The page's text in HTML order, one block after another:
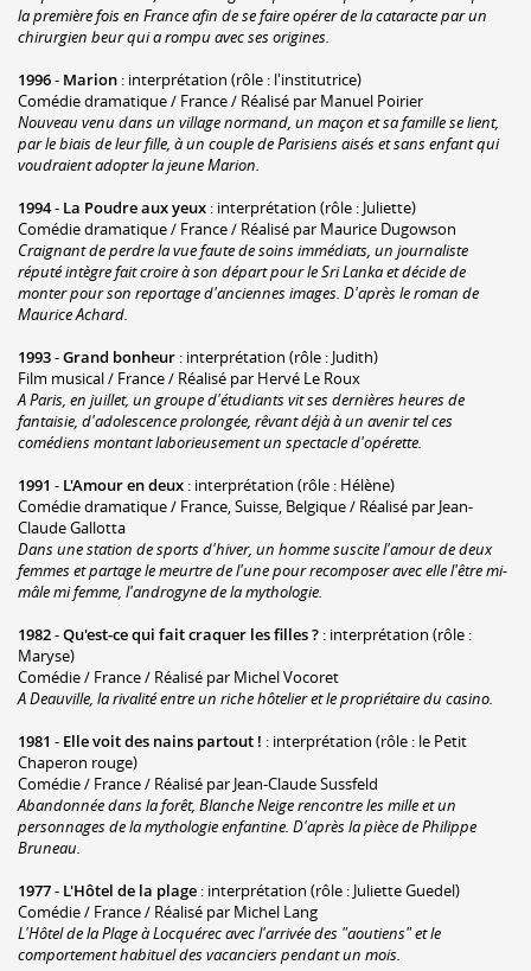
la première fois en France afin de se faire opérer de la cataracte par un
chirurgien beur qui a rompu avec ses origines.
1996- Marion : interprétation (rôle : l'institutrice)
Comédie dramatique / France / Réalisé par Manuel Poirier
Nouveau venu dans un village normand, un maçon et sa famille se lient,
par le biais de leur fille, à un couple de Parisiens aisés et sans enfant qui
voudraient adopter la jeune Marion.
1994- La Poudre aux yeux : interprétation (rôle : Juliette)
Comédie dramatique / France / Réalisé par Maurice Dugowson
Craignant de perdre la vue faute de soins immédiats, un journaliste
réputé intègre fait croire à son départ pour le Sri Lanka et décide de
monter pour son reportage d'anciennes images. D'après le roman de
Maurice Achard.
1993-Grand bonheur : interprétation (rôle : Judith)
Film musical / France / Réalisé par Hervé Le Roux
A Paris, en juillet, un groupe d'étudiants vit ses dernières heures de
fantaisie, d'adolescence prolongée, rêvant déjà à un avenir tel ces
comédiens montant laborieusement un spectacle d'opérette.
1991 - L'Amour en deux : interprétation (rôle : Hélène)
Comédie dramatique / France, Suisse, Belgique / Réalisé par Jean-
Claude Gallotta
Dans une station de sports d'hiver, un homme suscite l'amour de deux
femmes et partage le meurtre de l'une pour recomposer avec elle l'être mi-
mâle mi femme, l'androgyne de la mythologie.
1982-Qu'est-ce qui fait craquer les filles ? : interprétation (rôle :
Maryse)
Comédie / France / Réalisé par Michel Vocoret
A Deauville, la rivalité entre un riche hôtelier et le propriétaire du casino.
1981 - Elle voit des nains partout ! : interprétation (rôle : le Petit
Chaperon rouge)
Comédie / France / Réalisé par Jean-Claude Sussfeld
Abandonnée dans la forêt, Blanche Neige rencontre les mille et un
personnages de la mythologie enfantine. D'après la pièce de Philippe
Bruneau.
1977- L'Hôtel de la plage : interprétation (rôle : Juliette Guedel)
Comédie / France / Réalisé par Michel Lang
L'Hôtel de la Plage à Locquérec avec l'arrivée des "aoutiens" et le
comportement habituel des vacanciers pendant un mois.